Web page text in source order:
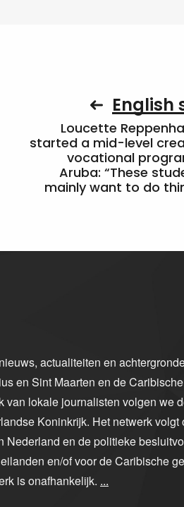
English
Loucette
started a mid-level
vocational
Aruba: “These
mainly want to do
actualiteiten en
en Sint Maarten en de
van lokale journalisten volgen we
Koninkrijk. Het netwerk
Nederland en de politieke
en/of voor de Caribische
is onafhankelijk. ...